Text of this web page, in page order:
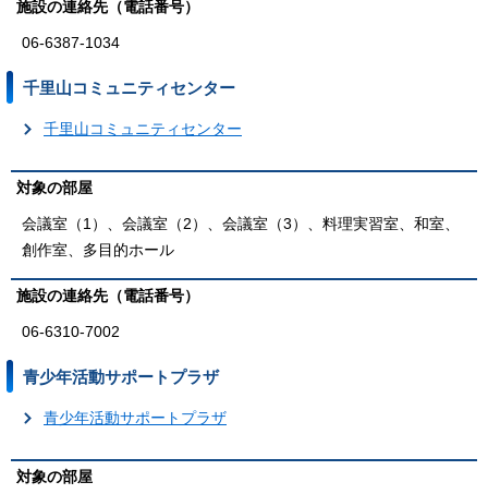
施設の連絡先（電話番号）
06-6387-1034
千里山コミュニティセンター
千里山コミュニティセンター
対象の部屋
会議室（1）、会議室（2）、会議室（3）、料理実習室、和室、
創作室、多目的ホール
施設の連絡先（電話番号）
06-6310-7002
青少年活動サポートプラザ
青少年活動サポートプラザ
対象の部屋